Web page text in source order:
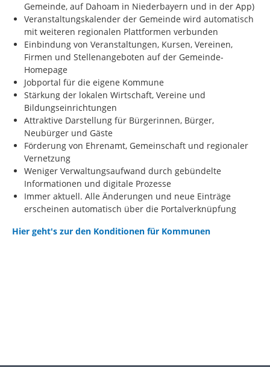
Gemeinde, auf Dahoam in Niederbayern und in der App)
Veranstaltungskalender der Gemeinde wird automatisch
mit weiteren regionalen Plattformen verbunden
Einbindung von Veranstaltungen, Kursen, Vereinen,
Firmen und Stellenangeboten auf der Gemeinde-
Homepage
Jobportal für die eigene Kommune
Stärkung der lokalen Wirtschaft, Vereine und
Bildungseinrichtungen
Attraktive Darstellung für Bürgerinnen, Bürger,
Neubürger und Gäste
Förderung von Ehrenamt, Gemeinschaft und regionaler
Vernetzung
Weniger Verwaltungsaufwand durch gebündelte
Informationen und digitale Prozesse
Immer aktuell. Alle Änderungen und neue Einträge
erscheinen automatisch über die Portalverknüpfung
Hier geht's zur den Konditionen für Kommunen